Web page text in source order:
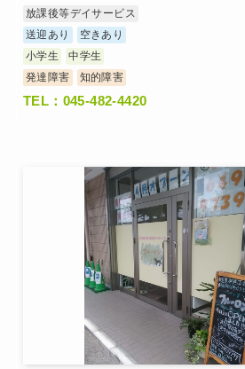
放課後等デイサービス
送迎あり
空きあり
小学生
中学生
発達障害
知的障害
TEL：045-482-4420